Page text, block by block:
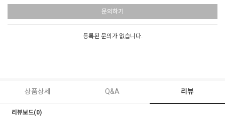
문의하기
등록된 문의가 없습니다.
상품상세 Q&A 리뷰
리뷰보드(0)